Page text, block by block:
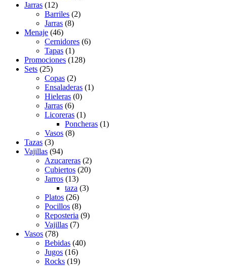
Jarras (12)
Barriles (2)
Jarras (8)
Menaje (46)
Cernidores (6)
Tapas (1)
Promociones (128)
Sets (25)
Copas (2)
Ensaladeras (1)
Hieleras (0)
Jarras (6)
Licoreras (1)
Poncheras (1)
Vasos (8)
Tazas (3)
Vajillas (94)
Azucareras (2)
Cubiertos (20)
Jarros (13)
taza (3)
Platos (26)
Pocillos (8)
Reposteria (9)
Vajillas (7)
Vasos (78)
Bebidas (40)
Jugos (16)
Rocks (19)